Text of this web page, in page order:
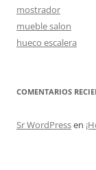
mostrador
mueble salon
hueco escalera
COMENTARIOS
Sr WordPressen